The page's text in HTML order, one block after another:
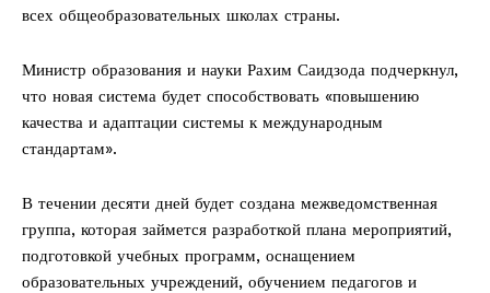
всех общеобразовательных школах страны.
Министр образования и науки Рахим Саидзода подчеркнул,
что новая система будет способствовать «повышению
качества и адаптации системы к международным
стандартам».
В течении десяти дней будет создана межведомственная
группа, которая займется разработкой плана мероприятий,
подготовкой учебных программ, оснащением
образовательных учреждений, обучением педагогов и